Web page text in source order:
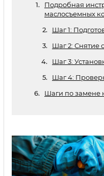
Подробная
маслосъемных
Шаг 1:
Шаг 2: Снятие
Шаг 3:
Шаг 4:
Шаги по замене